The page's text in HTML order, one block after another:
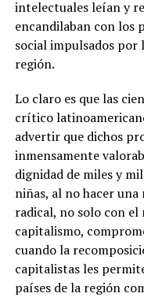
intelectuales leían y
encandilaban con los
social impulsados por
región.
Lo claro es que las
crítico
advertir que dichos
inmensamente
dignidad de miles y
niñas, al no hacer
radical, no solo con
capitalismo,
cuando la
capitalistas les
países de la región